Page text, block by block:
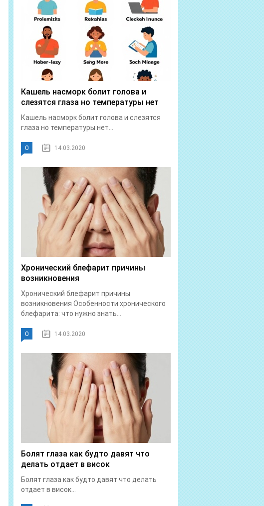
Кашель насморк болит голова и
слезятся глаза но температуры нет
Кашель насморк болит голова и слезятся
глаза но температуры нет...
0 14.03.2020
Хронический блефарит причины
возникновения
Хронический блефарит причины
возникновения Особенности хронического
блефарита: что нужно знать...
0 14.03.2020
Болят глаза как будто давят что
делать отдает в висок
Болят глаза как будто давят что делать
отдает в висок...